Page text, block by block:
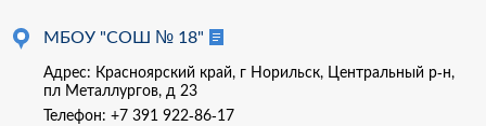
МБОУ "СОШ № 18"
Адрес: Красноярский край, г Норильск, Центральный р-н,
пл Металлургов, д 23
Телефон: +7 391 922-86-17